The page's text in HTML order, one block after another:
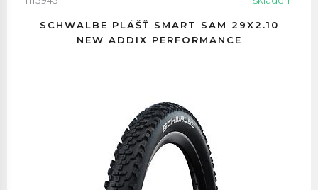
SCHWALBE PLÁŠŤ SMART SAM 29X2.10
NEW ADDIX PERFORMANCE